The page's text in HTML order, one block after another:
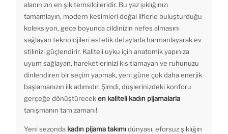
alanınızın en şık temsilcileridir. Bu yaz şıklığınızı
tamamlayın, modern kesimleri doğal liflerle buluşturduğu
koleksiyon, gece boyunca cildinizin nefes almasını
sağlayan teknolojileri estetik detaylarla harmanlayarak ev
stilinizi güçlendirir. Kaliteli uyku için anatomik yapınıza
uyum sağlayan, hareketlerinizi kısıtlamayan ve ruhunuzu
dinlendiren bir seçim yapmak, yeni güne çok daha enerjik
başlamanızın ilk adımıdır. Şimdi, düşlerinizdeki konforu
gerçeğe dönüştüreceken kaliteli kadın pijamalarla
tanışmanın tam zamanı!
Yeni sezonda kadın pijama takımıdünyası, eforsuz şıklığın